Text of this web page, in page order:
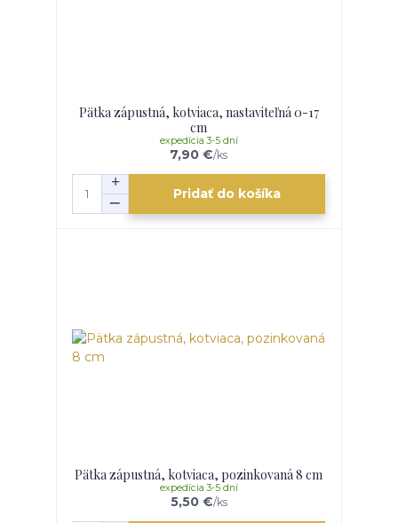
Pätka zápustná, kotviaca, nastaviteľná 0-17
cm
7,90 €/ks
expedícia 3-5 dní
Pridať do košíka
Pätka zápustná, kotviaca, pozinkovaná 8 cm
5,50 €/ks
expedícia 3-5 dní